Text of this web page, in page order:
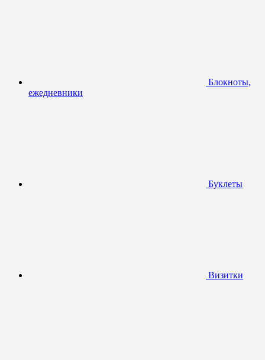
Блокноты,
ежедневники
Буклеты
Визитки